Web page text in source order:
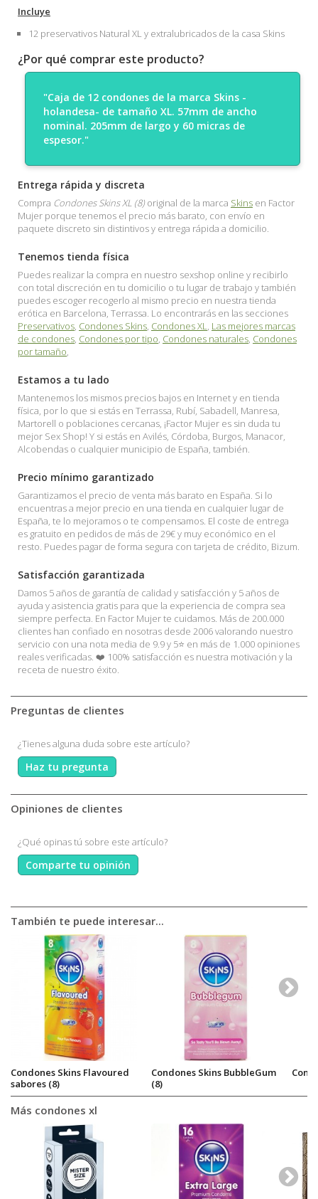
Incluye
12 preservativos Natural XL y extralubricados de la casa Skins
¿Por qué comprar este producto?
"Caja de 12 condones de la marca Skins -
holandesa- de tamaño XL. 57mm de ancho
nominal. 205mm de largo y 60 micras de
espesor."
Entrega rápida y discreta
Compra Condones Skins XL (8)original de la marca Skins en Factor
Mujer porque tenemos el precio más barato, con envío en
paquete discreto sin distintivos y entrega rápida a domicilio.
Tenemos tienda física
Puedes realizar la compra en nuestro sexshop online y recibirlo
con total discreción en tu domicilio o tu lugar de trabajo y también
puedes escoger recogerlo al mismo precio en nuestra tienda
erótica en Barcelona, Terrassa. Lo encontrarás en las secciones
Preservativos, Condones Skins, Condones XL, Las mejores marcas
de condones, Condones por tipo, Condones naturales, Condones
por tamaño,
Estamos a tu lado
Mantenemos los mismos precios bajos en Internet y en tienda
física, por lo que si estás en Terrassa, Rubí, Sabadell, Manresa,
Martorell o poblaciones cercanas, ¡Factor Mujer es sin duda tu
mejor Sex Shop! Y si estás en Avilés, Córdoba, Burgos, Manacor,
Alcobendas o cualquier municipio de España, también.
Precio mínimo garantizado
Garantizamos el precio de venta más barato en España. Si lo
encuentras a mejor precio en una tienda en cualquier lugar de
España, te lo mejoramos o te compensamos. El coste de entrega
es gratuito en pedidos de más de 29€ y muy económico en el
resto. Puedes pagar de forma segura con tarjeta de crédito, Bizum.
Satisfacción garantizada
Damos 5 años de garantía de calidad y satisfacción y 5 años de
ayuda y asistencia gratis para que la experiencia de compra sea
siempre perfecta. En Factor Mujer te cuidamos. Más de 200.000
clientes han confiado en nosotras desde 2006 valorando nuestro
servicio con una nota media de 9.9 y 5⭐ en más de 1.000 opiniones
reales verificadas. ❤️ 100% satisfacción es nuestra motivación y la
receta de nuestro éxito.
Preguntas de clientes
¿Tienes alguna duda sobre este artículo?
Haz tu pregunta
Opiniones de clientes
¿Qué opinas tú sobre este artículo?
Comparte tu opinión
También te puede interesar...
Condones Skins Flavoured
sabores (8)
Condones Skins BubbleGum
(8)
Más condones xl